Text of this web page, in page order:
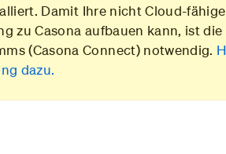
Damit Ihre nicht Cloud-
zu Casona aufbauen kann, ist
(Casona Connect) notwendig.
dazu.